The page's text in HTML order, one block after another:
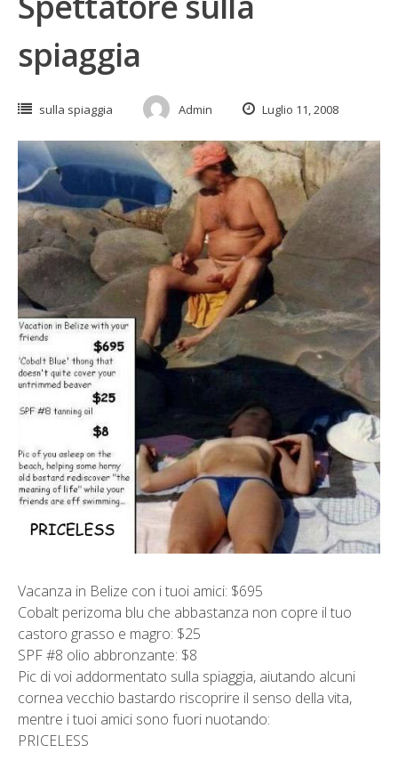
spiaggia
sulla spiaggia Admin Luglio 11, 2008
Vacanza in Belize con i tuoi amici: $695
Cobalt perizoma blu che abbastanza non copre il tuo
castoro grasso e magro: $25
SPF #8 olio abbronzante: $8
Pic di voi addormentato sulla spiaggia, aiutando alcuni
cornea vecchio bastardo riscoprire il senso della vita,
mentre i tuoi amici sono fuori nuotando:
PRICELESS